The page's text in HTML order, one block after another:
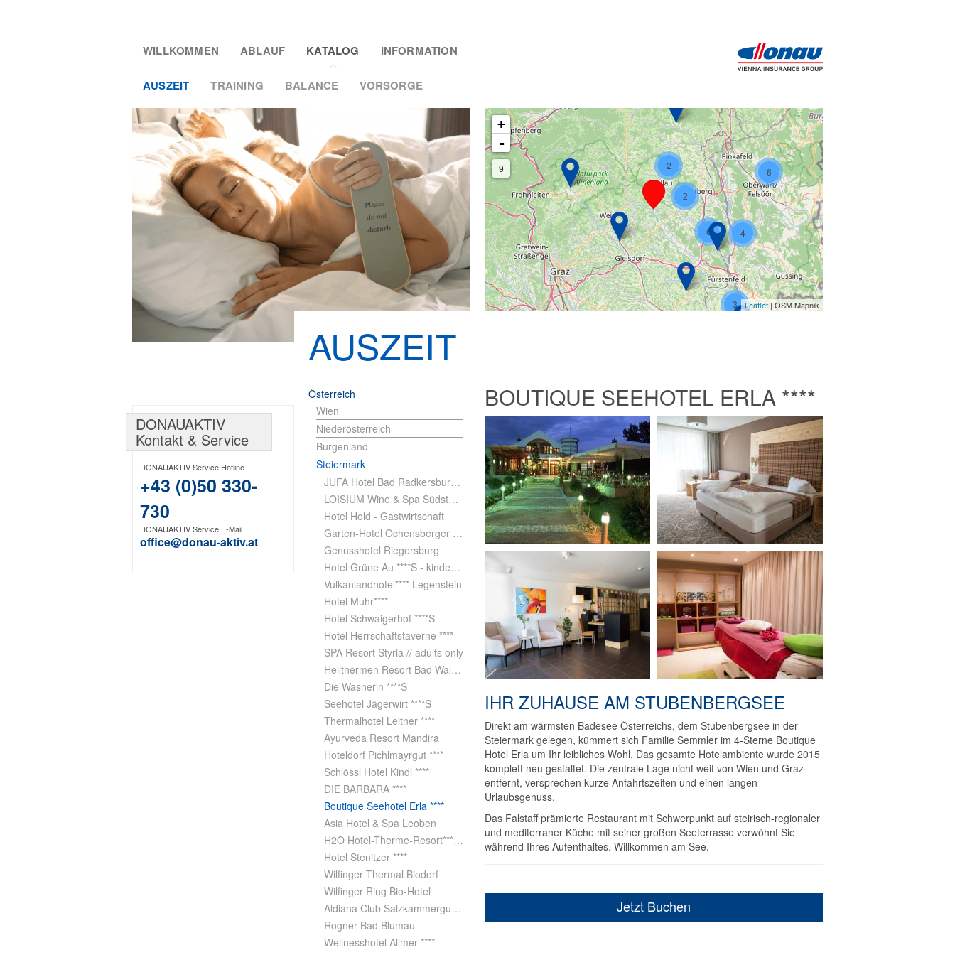
WILLKOMMEN ABLAUF KATALOG
AUSZEIT TRAINING BALANCE VORSORGE
INFORMATION
2
3
6
2
2
4
6
3
2
+
-
9
Leaflet| OSM Mapnik
AUSZEIT
Österreich
Wien
Niederösterreich
Burgenland
Steiermark
JUFA Hotel Bad Radkersburg****
LOISIUM Wine & Spa Südsteiermark
Hotel Hold - Gastwirtschaft
Garten-Hotel Ochensberger ****
Genusshotel Riegersburg
Hotel Grüne Au ****S - kinderfrei
Vulkanlandhotel**** Legenstein
Hotel Muhr****
Hotel Schwaigerhof ****S
Hotel Herrschaftstaverne ****
SPA Resort Styria // adults only
Heilthermen Resort Bad Waltersdorf
Die Wasnerin ****S
Seehotel Jägerwirt ****S
Thermalhotel Leitner ****
Ayurveda Resort Mandira
Hoteldorf Pichlmayrgut ****
Schlössl Hotel Kindl ****
DIE BARBARA ****
Boutique Seehotel Erla ****
Asia Hotel & Spa Leoben
H2O Hotel-Therme-Resort***superior
Hotel Stenitzer ****
Wilfinger Thermal Biodorf
Wilfinger Ring Bio-Hotel
Aldiana Club Salzkammergut & GrimmingTherme
Rogner Bad Blumau
Wellnesshotel Allmer ****
BOUTIQUE SEEHOTEL ERLA ****
IHR ZUHAUSE AM STUBENBERGSEE
Direkt am wärmsten Badesee Österreichs, dem Stubenbergsee in der
Steiermark gelegen, kümmert sich Familie Semmler im 4-Sterne Boutique
Hotel Erla um Ihr leibliches Wohl. Das gesamte Hotelambiente wurde 2015
komplett neu gestaltet. Die zentrale Lage nicht weit von Wien und Graz
entfernt, versprechen kurze Anfahrtszeiten und einen langen
Urlaubsgenuss.
Das Falstaff prämierte Restaurant mit Schwerpunkt auf steirisch-regionaler
und mediterraner Küche mit seiner großen Seeterrasse verwöhnt Sie
während Ihres Aufenthaltes. Willkommen am See.
Jetzt Buchen
DONAUAKTIV
Kontakt & Service
DONAUAKTIV Service Hotline
+43 (0)50 330-
730
DONAUAKTIV Service E-Mail
office@donau-aktiv.at